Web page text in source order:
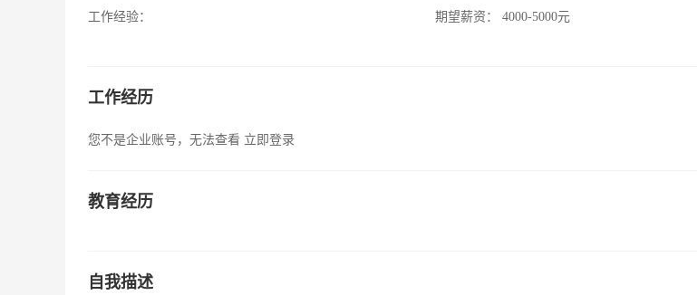
工作经验：
期望薪资：
4000-5000元
工作经历
您不是企业账号，无法查看 立即登录
教育经历
自我描述